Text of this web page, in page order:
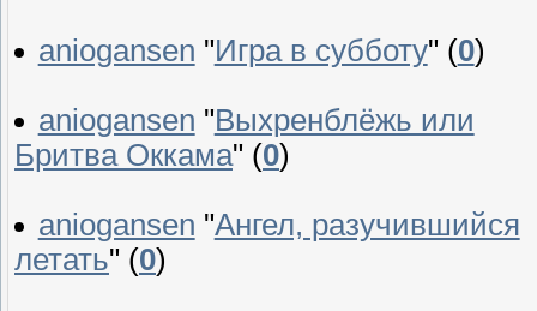
aniogansen "Игра в субботу" (0)
aniogansen "Выхренблёжь или
Бритва Оккама" (0)
aniogansen "Ангел, разучившийся
летать" (0)